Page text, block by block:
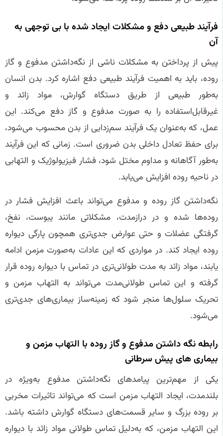
فرآیند طبیعی دفع و مشکلات ایجاد شده با بی‌ توجهی به
آن
پیش از پرداختن به مشکلات ناشی از نگه‌داشتن مدفوع و گاز
روده، باید به اهمیت فرآیند طبیعی دفع اشاره کرد. بدن انسان
به‌طور طبیعی از طریق دستگاه گوارش، مواد زائد و
غیرقابل‌استفاده را به صورت مدفوع و گاز دفع می‌کند. این
عمل، که به‌عنوان یک فرآیند سم‌زدایی از بدن محسوب می‌شود،
برای حفظ تعادل داخلی بدن ضروری است. زمانی که این فرآیند
به‌طور آگاهانه و مداوم مختل شود، فشار فیزیولوژیک و التهابی
در ناحیه روده افزایش می‌یابد.
نگه‌داشتن گاز روده و مدفوع می‌تواند باعث افزایش فشار در
روده‌ها شده و در درازمدت، مشکلاتی مانند یبوست، نفخ،
گرفتگی عضلات و حتی عوارض جدی‌تری همچون پارگی دیواره
روده ایجاد کند. در مواردی که این عادات به‌صورت مزمن ادامه
یابند، مواد زائد به مدت طولانی‌تری در تماس با دیواره روده قرار
گرفته و این تماس طولانی‌مدت می‌تواند به التهاب مزمن و
تحریک سلول‌ها منجر شود که زمینه‌ساز بیماری‌های جدی‌تری
می‌شود.
رابطه نگه‌ داشتن مدفوع و گاز روده با التهاب مزمن و
بیماری‌ های پیش‌ سرطانی
یکی از مهم‌ترین پیامدهای نگه‌داشتن مدفوع به‌ویژه در
بلندمدت، ایجاد التهاب مزمن است که می‌تواند تاثیرات مخربی
بر روده بزرگ و سایر قسمت‌های دستگاه گوارش داشته باشد.
این التهاب مزمن، که به‌دلیل تماس طولانی مواد زائد با دیواره